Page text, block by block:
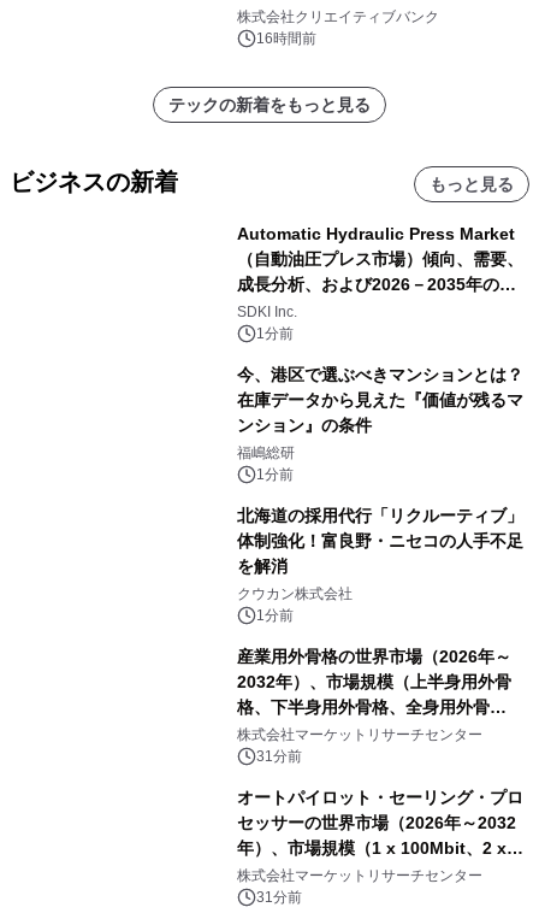
開催
株式会社クリエイティブバンク
16時間前
テックの新着をもっと見る
ビジネスの新着 もっと見る
Automatic Hydraulic Press Market
（自動油圧プレス市場）傾向、需要、
成長分析、および2026－2035年の予
測
SDKI Inc.
1分前
今、港区で選ぶべきマンションとは？
在庫データから見えた『価値が残るマ
ンション』の条件
福嶋総研
1分前
北海道の採用代行「リクルーティブ」
体制強化！富良野・ニセコの人手不足
を解消
クウカン株式会社
1分前
産業用外骨格の世界市場（2026年～
2032年）、市場規模（上半身用外骨
格、下半身用外骨格、全身用外骨
格）・分析レポートを発表
株式会社マーケットリサーチセンター
31分前
オートパイロット・セーリング・プロ
セッサーの世界市場（2026年～2032
年）、市場規模（1 x 100Mbit、2 x
100Mbit）・分析レポートを発表
株式会社マーケットリサーチセンター
31分前